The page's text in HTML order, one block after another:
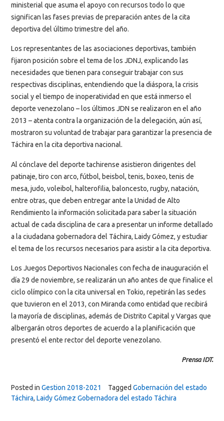
ministerial que asuma el apoyo con recursos todo lo que
significan las fases previas de preparación antes de la cita
deportiva del último trimestre del año.
Los representantes de las asociaciones deportivas, también
fijaron posición sobre el tema de los JDNJ, explicando las
necesidades que tienen para conseguir trabajar con sus
respectivas disciplinas, entendiendo que la diáspora, la crisis
social y el tiempo de inoperatividad en que está inmerso el
deporte venezolano – los últimos JDN se realizaron en el año
2013 – atenta contra la organización de la delegación, aún así,
mostraron su voluntad de trabajar para garantizar la presencia de
Táchira en la cita deportiva nacional.
Al cónclave del deporte tachirense asistieron dirigentes del
patinaje, tiro con arco, fútbol, beisbol, tenis, boxeo, tenis de
mesa, judo, voleibol, halterofilia, baloncesto, rugby, natación,
entre otras, que deben entregar ante la Unidad de Alto
Rendimiento la información solicitada para saber la situación
actual de cada disciplina de cara a presentar un informe detallado
a la ciudadana gobernadora del Táchira, Laidy Gómez, y estudiar
el tema de los recursos necesarios para asistir a la cita deportiva.
Los Juegos Deportivos Nacionales con fecha de inauguración el
día 29 de noviembre, se realizarán un año antes de que finalice el
ciclo olímpico con la cita universal en Tokio, repetirán las sedes
que tuvieron en el 2013, con Miranda como entidad que recibirá
la mayoría de disciplinas, además de Distrito Capital y Vargas que
albergarán otros deportes de acuerdo a la planificación que
presentó el ente rector del deporte venezolano.
Prensa IDT.
Posted in Gestion 2018-2021 Tagged Gobernación del estado
Táchira, Laidy Gómez Gobernadora del estado Táchira